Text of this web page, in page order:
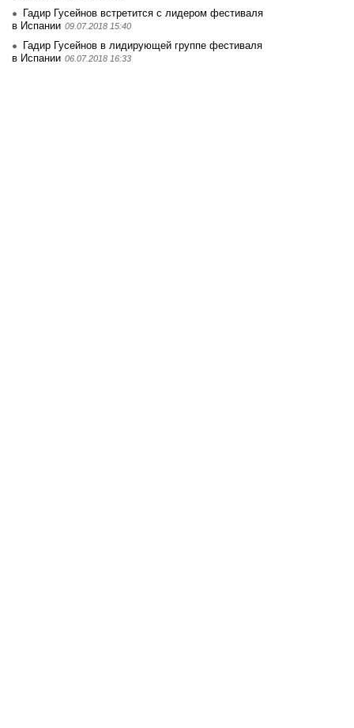
Гадир Гусейнов встретится с лидером фестиваля
в Испании 09.07.2018 15:40
Гадир Гусейнов в лидирующей группе фестиваля
в Испании 06.07.2018 16:33